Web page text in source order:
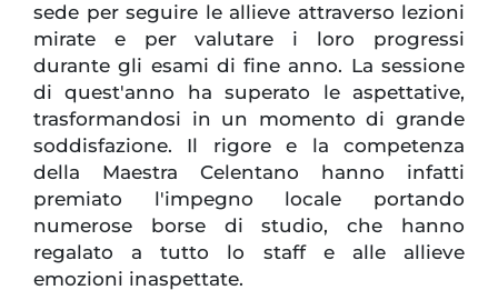
sede per seguire le allieve attraverso lezioni
mirate e per valutare i loro progressi
durante gli esami di fine anno. La sessione
di quest'anno ha superato le aspettative,
trasformandosi in un momento di grande
soddisfazione. Il rigore e la competenza
della Maestra Celentano hanno infatti
premiato l'impegno locale portando
numerose borse di studio, che hanno
regalato a tutto lo staff e alle allieve
emozioni inaspettate.